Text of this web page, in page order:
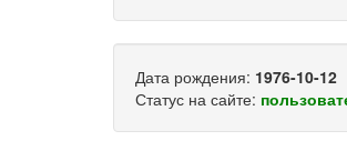
Дата рождения: 1976-10-12
Статус на сайте: